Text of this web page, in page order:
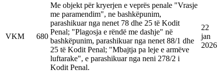
VKM 680
Me objekt për kryerjen e veprës penale "Vrasje
me paramendim", ne bashkëpunim,
parashikuar nga nenet 78 dhe 25 të Kodit
Penal; "Plagosja e rëndë me dashje" në
bashkëpunim, parashikuar nga nenet 88/1 dhe
25 të Kodit Penal; "Mbajtja pa leje e armëve
luftarake", e parashikuar nga neni 278/2 i
Kodit Penal.
22
jan
2026